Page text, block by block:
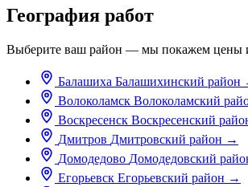
География работ
Выберите ваш район — мы покажем цены и
Балашиха Балашихинский район
Волоколамск Волоколамский
Воскресенск Воскресенский
Дмитров Дмитровский район →
Домодедово Домодедовский
Егорьевск Егорьевский район →